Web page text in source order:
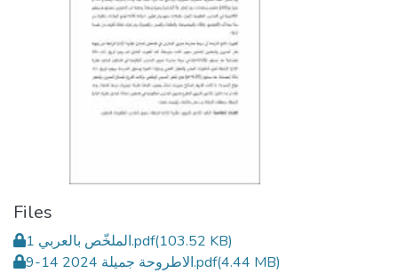
Files
الملخّص بالعربي 1.pdf(103.52 KB)
الاطروحة جميلة 2024 14-9.pdf(4.44 MB)